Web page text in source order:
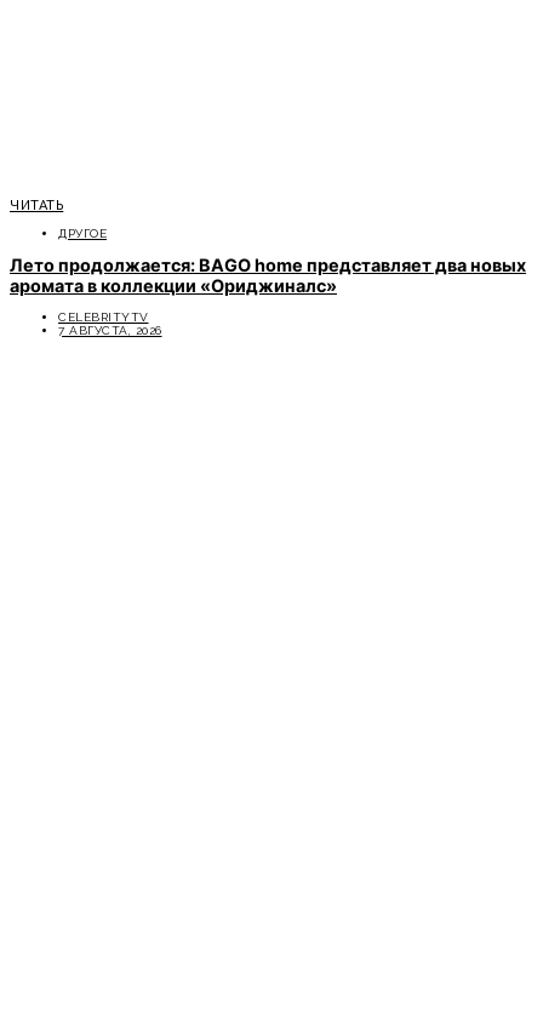
ЧИТАТЬ
ДРУГОЕ
Лето продолжается: BAGO home представляет два новых
аромата в коллекции «Ориджиналс»
CELEBRITYTV
7 АВГУСТА, 2026